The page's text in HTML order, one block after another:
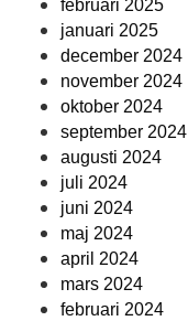
februari 2025
januari 2025
december 2024
november 2024
oktober 2024
september 2024
augusti 2024
juli 2024
juni 2024
maj 2024
april 2024
mars 2024
februari 2024